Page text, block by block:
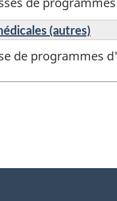
(autres)
de programmes